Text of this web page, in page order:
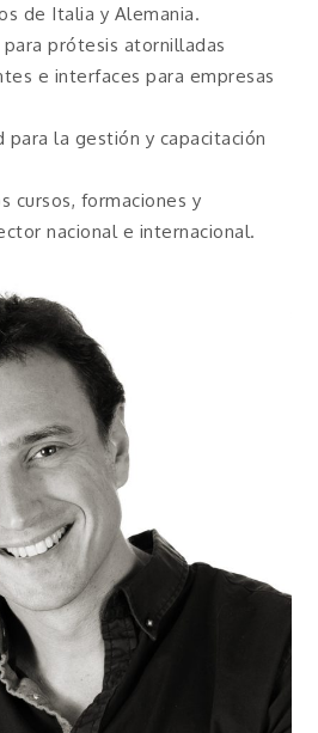
de Italia y Alemania.
prótesis atornilladas
e interfaces para empresas
para la gestión y capacitación
cursos, formaciones y
nacional e internacional.